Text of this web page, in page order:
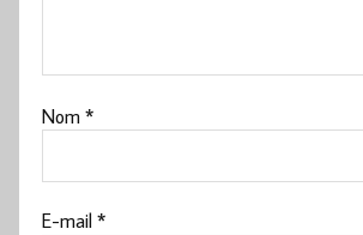
Nom*
E-mail*